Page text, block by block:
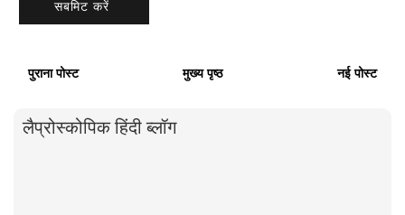
पुराना पोस्ट मुख्य पृष्ठ नई पोस्ट
लैप्रोस्कोपिक हिंदी ब्लॉग